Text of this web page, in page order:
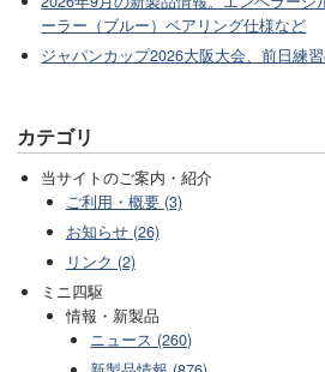
ーラー（ブルー）ベアリング仕様など
ジャパンカップ2026大阪大会、前日練
カテゴリ
当サイトのご案内・紹介
ご利用・概要 (3)
お知らせ (26)
リンク (2)
ミニ四駆
情報・新製品
ニュース (260)